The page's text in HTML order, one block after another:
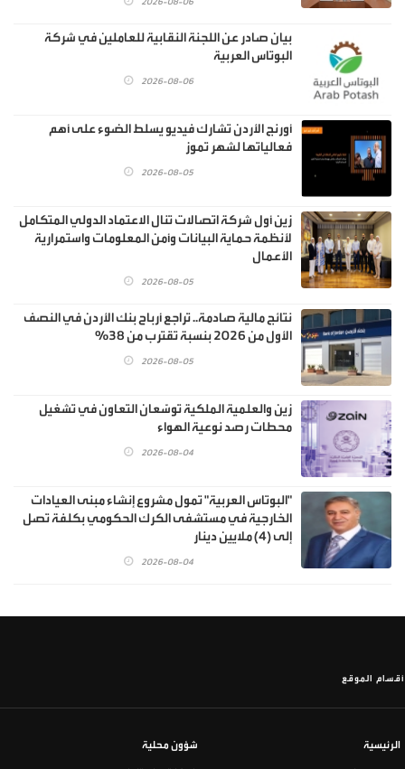
بيان صادر عن اللجنة النقابية للعاملين في شركة
البوتاس العربية
2026-08-06
أورنج الأردن تشارك فيديو يسلط الضوء على أهم
فعالياتها لشهر تموز
2026-08-05
زين أول شركة اتصالات تنال الاعتماد الدولي المتكامل
لأنظمة حماية البيانات وأمن المعلومات واستمرارية
الأعمال
2026-08-05
نتائج مالية صادمة.. تراجع أرباح بنك الأردن في النصف
الأول من 2026 بنسبة تقترب من 38%
2026-08-05
زين والعلمية الملكية توسّعان التعاون في تشغيل
محطات رصد نوعية الهواء
2026-08-04
"البوتاس العربية" تمول مشروع إنشاء مبنى العيادات
الخارجية في مستشفى الكرك الحكومي بكلفة تصل
إلى (4) ملايين دينار
2026-08-04
أقسام الموقع
الرئيسية شؤون محلية